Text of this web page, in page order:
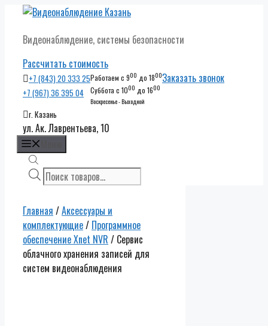
Перейти
содержимому
Видеонаблюдение, системы безопасности
Рассчитать стоимость
+7 (843) 20 333 25
+7 (967) 36 395 04
Работаем с 900 до 1800
Суббота с 1000 до 1600
Воскресенье - Выходной
Заказать звонок
г. Казань
ул. Ак. Лаврентьева, 10
Поиск
товаров
Главная /Аксессуары и
комплектующие/ Программное
обеспечение Xnet NVR / Сервис
облачного хранения записей для
систем видеонаблюдения